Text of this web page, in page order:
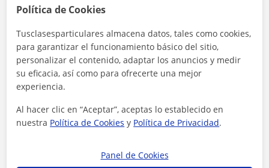
Tarifa €/h
1ª clase gratis
Política de Cookies
Tusclasesparticulares almacena datos, tales como cookies,
para garantizar el funcionamiento básico del sitio,
personalizar el contenido, adaptar los anuncios y medir
su eficacia, así como para ofrecerte una mejor
experiencia.
Al hacer clic en “Aceptar”, aceptas lo establecido en
nuestra Política de Cookies y Política de Privacidad.
Panel de Cookies